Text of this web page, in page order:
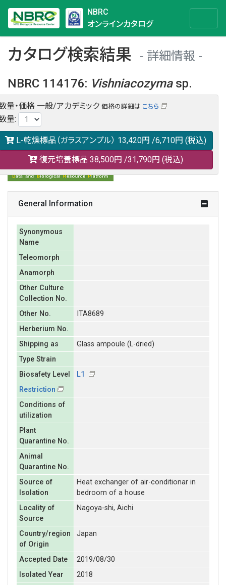
NBRC
オンラインカタログ
カタログ検索結果
詳細情報
NBRC 114176: Vishniacozymasp.
NBRC 114176の情報や関連データは以下のバナー(DBRP)か
らご覧ください。
日本語での検索も可能です。
量・価格 一般/アカデミック 価格の詳細は こちら
量:
L-乾燥標品（ガラスアンプル） 13,420円 /6,710円 (税込)
復元培養標品 38,500円 /31,790円 (税込)
General Information
Synonymous
Name
Teleomorph
Anamorph
Other Culture
Collection No.
Other No.
ITA8689
Herberium No.
Shipping as
Glass ampoule (L-dried)
Type Strain
Biosafety Level
L1
Restriction
Conditions of
utilization
Plant
Quarantine No.
Animal
Quarantine No.
Source of
Isolation
Heat exchanger of air-conditionar in
bedroom of a house
Locality of
Source
Nagoya-shi, Aichi
Country/region
of Origin
Japan
Accepted Date
2019/08/30
Isolated Year
2018